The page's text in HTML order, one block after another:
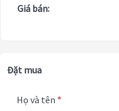
Giá bán:
Đặt mua
Họ và tên *